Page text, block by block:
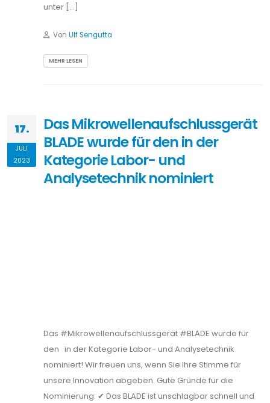
unter […]
Von Ulf Sengutta
MEHR LESEN
17.
JULI
2023
Das Mikrowellenaufschlussgerät
BLADE wurde für den in der
Kategorie Labor- und
Analysetechnik nominiert
Das #Mikrowellenaufschlussgerät #BLADE wurde für
den in der Kategorie Labor- und Analysetechnik
nominiert! Wir freuen uns, wenn Sie Ihre Stimme für
unsere Innovation abgeben. Gute Gründe für die
Nominierung: ✔ Das BLADE ist unschlagbar schnell und